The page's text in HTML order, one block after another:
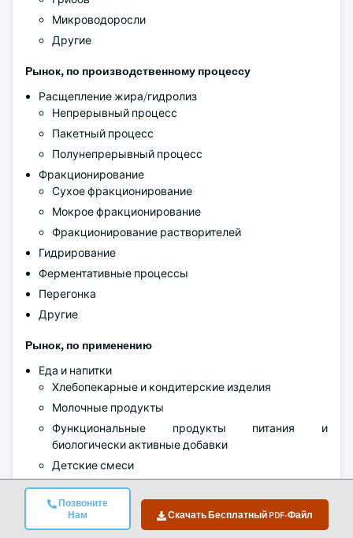
Позвоните
Нам
Скачать Бесплатный PDF-Файл
Микроводоросли
Другие
Рынок, по производственному процессу
Расщепление жира/гидролиз
Непрерывный процесс
Пакетный процесс
Полунепрерывный процесс
Фракционирование
Сухое фракционирование
Мокрое фракционирование
Фракционирование растворителей
Гидрирование
Ферментативные процессы
Перегонка
Другие
Рынок, по применению
Еда и напитки
Хлебопекарные и кондитерские изделия
Молочные продукты
Функциональные продукты питания и
биологически активные добавки
Детские смеси
Другие
Средства личной гигиены и косметика
Уход за кожей